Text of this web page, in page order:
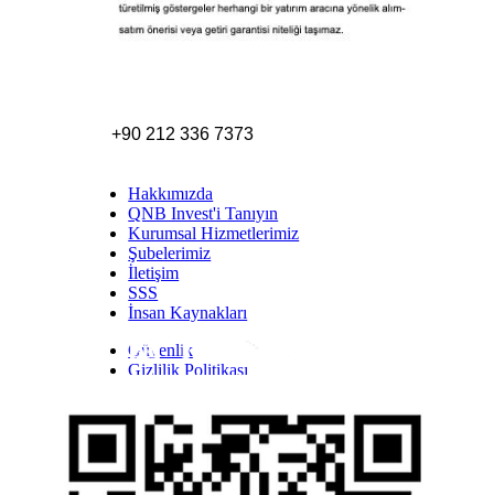
+90 212 336 7373
Hakkımızda
QNB Invest'i Tanıyın
Kurumsal Hizmetlerimiz
Şubelerimiz
İletişim
SSS
İnsan Kaynakları
Güvenlik
Gizlilik Politikası
Yasal Duyurular
Bilgi Toplumu Hizmetleri
Kişisel Verilerin Korunması
TwittLinkYoutWhatsapp